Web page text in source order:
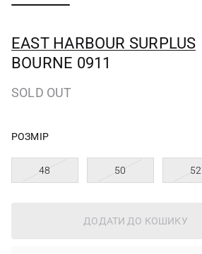
EAST HARBOUR SURPLUS
BOURNE 0911
SOLD OUT
РОЗМІР
48 50 52
ДОДАТИ ДО КОШИКУ